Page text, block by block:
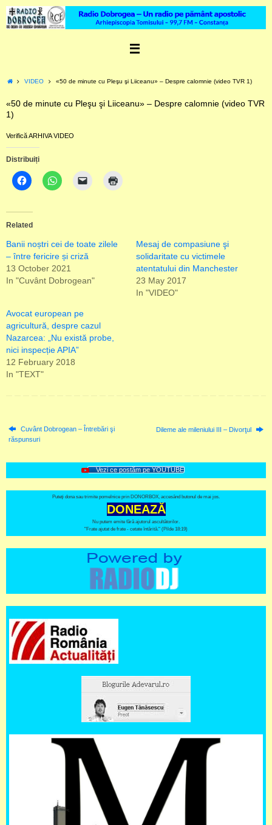
content
HomeVIDEO «50 de minute cu Pleşu şi Liiceanu» – Despre calomnie (video TVR 1)
«50 de minute cu Pleşu şi Liiceanu» – Despre calomnie (video TVR
1)
Verifică ARHIVA VIDEO
Distribuiți
Related
Banii noștri cei de toate zilele
– între fericire și criză
13 October 2021
In "Cuvânt Dobrogean"
Mesaj de compasiune şi
solidaritate cu victimele
atentatului din Manchester
23 May 2017
In "VIDEO"
Avocat european pe
agricultură, despre cazul
Nazarcea: „Nu există probe,
nici inspecție APIA”
12 February 2018
In "TEXT"
Cuvânt Dobrogean – Întrebări şi
răspunsuri
Dileme ale mileniului III – Divorţul
Vezi ce postăm pe YOUTUBE
Puteți dona sau trimite pomelnice prin DONORBOX, accesând butonul de mai jos.
DONEAZĂ
Nu putem emite fără ajutorul ascultătorilor.
"Frate ajutat de frate - cetate întărită." (Pilde 18:19)